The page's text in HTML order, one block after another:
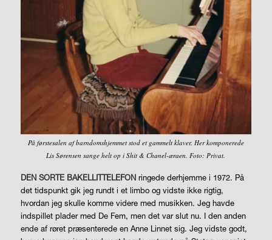
På førstesalen af barndomshjemmet stod et gammelt klaver. Her komponerede
Lis Sørensen sange helt op i Shit & Chanel-æraen. Foto: Privat.
DEN SORTE BAKELLITTELEFONringede derhjemme i 1972. På
det tidspunkt gik jeg rundt i et limbo og vidste ikke rigtig,
hvordan jeg skulle komme videre med musikken. Jeg havde
indspillet plader med De Fem, men det var slut nu. I den anden
ende af røret præsenterede en Anne Linnet sig. Jeg vidste godt,